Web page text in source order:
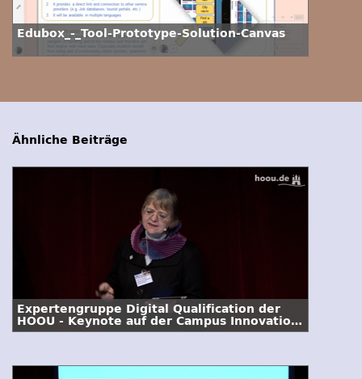
Edubox_-_Tool-Prototype-Solution-Canvas
Ähnliche Beiträge
Expertengruppe Digital Qualification der
HOOU - Keynote auf der Campus Innovation
2015